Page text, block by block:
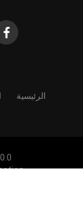
الرئيسية